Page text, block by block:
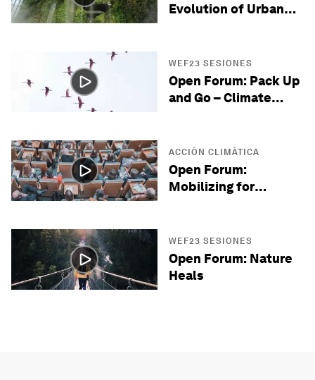
Evolution of Urban
WEF23 SESIONES
Open Forum: Pack Up
and Go – Climate
ACCIÓN CLIMÁTICA
Open Forum:
Mobilizing for
WEF23 SESIONES
Open Forum: Nature
Heals